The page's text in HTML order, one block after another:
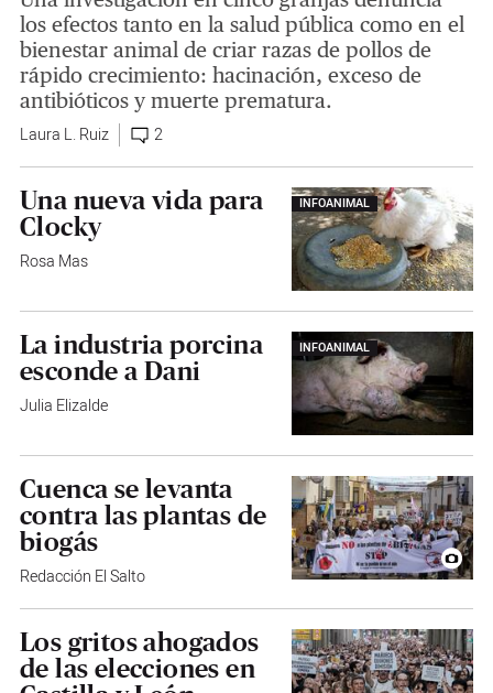
los efectos tanto en la salud pública como en el
bienestar animal de criar razas de pollos de
rápido crecimiento: hacinación, exceso de
antibióticos y muerte prematura.
Laura L. Ruiz 2
INFOANIMAL
Una nueva vida para
Clocky
Rosa Mas
INFOANIMAL
La industria porcina
esconde a Dani
Julia Elizalde
Cuenca se levanta
contra las plantas de
biogás
Redacción El Salto
Los gritos ahogados
de las elecciones en